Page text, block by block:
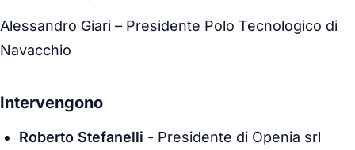
Alessandro Giari – Presidente Polo Tecnologico di
Navacchio
Intervengono
Roberto Stefanelli - Presidente di Openia srl